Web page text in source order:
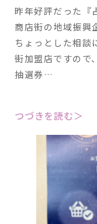
昨年好評だった『
商店街の地域振興
ちょっとした相談
街加盟店ですので
抽選券…
つづきを読む＞